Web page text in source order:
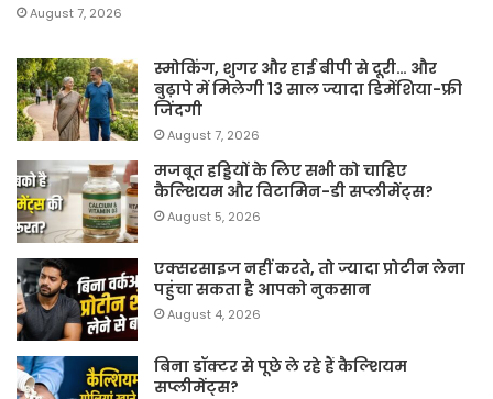
August 7, 2026
स्मोकिंग, शुगर और हाई बीपी से दूरी… और
बुढ़ापे में मिलेगी 13 साल ज्यादा डिमेंशिया-फ्री
जिंदगी
August 7, 2026
मजबूत हड्डियों के लिए सभी को चाहिए
कैल्शियम और विटामिन-डी सप्लीमेंट्स?
August 5, 2026
एक्सरसाइज नहीं करते, तो ज्यादा प्रोटीन लेना
पहुंचा सकता है आपको नुकसान
August 4, 2026
बिना डॉक्टर से पूछे ले रहे हैं कैल्शियम
सप्लीमेंट्स?